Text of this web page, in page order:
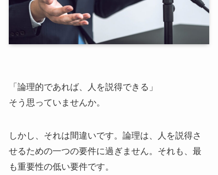
「論理的であれば、人を説得できる」
そう思っていませんか。
しかし、それは間違いです。論理は、人を説得さ
せるための一つの要件に過ぎません。それも、最
も重要性の低い要件です。